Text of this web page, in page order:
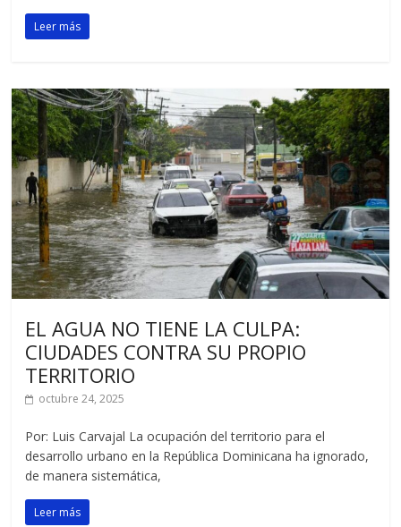
Leer más
EL AGUA NO TIENE LA CULPA:
CIUDADES CONTRA SU PROPIO
TERRITORIO
octubre 24, 2025
Por: Luis Carvajal La ocupación del territorio para el
desarrollo urbano en la República Dominicana ha ignorado,
de manera sistemática,
Leer más